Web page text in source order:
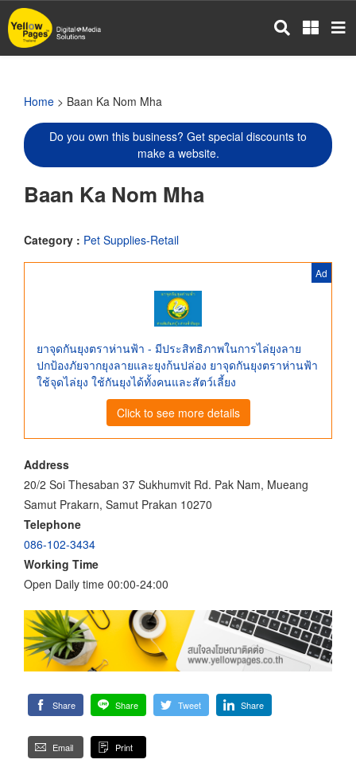
Skip
to
main
Home > Baan Ka Nom Mha
Do you own this business? Get special discounts to
make a website.
Baan Ka Nom Mha
Category : Pet Supplies-Retail
Ad
ยาจุดกันยุงตราห่านฟ้า - มีประสิทธิภาพในการไล่ยุงลาย
ปกป้องภัยจากยุงลายและยุงก้นปล่อง ยาจุดกันยุงตราห่านฟ้า
ใช้จุดไล่ยุง ใช้กันยุงได้ทั้งคนและสัตว์เลี้ยง
Click to see more details
Address
20/2 Soi Thesaban 37 Sukhumvit Rd. Pak Nam, Mueang
Samut Prakarn, Samut Prakan 10270
Telephone
086-102-3434
Working Time
Open Daily time 00:00-24:00
Share Share Tweet Share
Email Print